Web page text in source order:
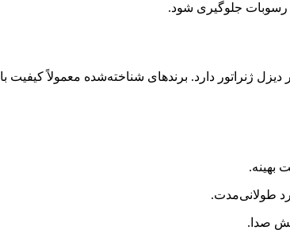
رسوبات جلوگیری شود.
دیزل ژنراتور دارد. برندهای شناخته‌شده معمولاً